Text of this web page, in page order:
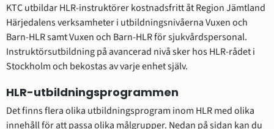
KTC utbildar HLR-instruktörer kostnadsfritt åt Region Jämtland
Härjedalens verksamheter i utbildningsnivåerna Vuxen och
Barn-HLR samt Vuxen och Barn-HLR för sjukvårdspersonal.
Instruktörsutbildning på avancerad nivå sker hos HLR-rådet i
Stockholm och bekostas av varje enhet själv.
HLR-utbildningsprogrammen
Det finns flera olika utbildningsprogram inom HLR med olika
innehåll för att passa olika målgrupper. Nedan på sidan kan du